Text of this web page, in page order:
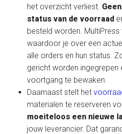
het overzicht verliest.
status van de voorraad
besteld worden.
waardoor je over een
alle orders en hun status.
gericht worden ingegrepen
voortgang te bewaken.
Daarnaast stelt het
materialen te reserveren
moeiteloos een nieuwe
jouw leverancier. Dat